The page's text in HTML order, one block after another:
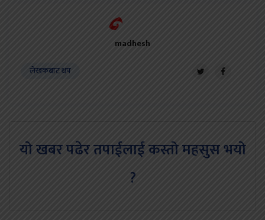
madhesh
लेखकबाट थप
यो खबर पढेर तपाईलाई कस्तो महसुस भयो
?